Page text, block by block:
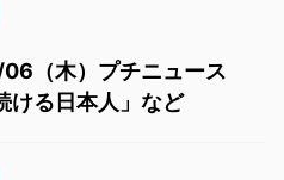
（木）プチニュース
ける日本人」など